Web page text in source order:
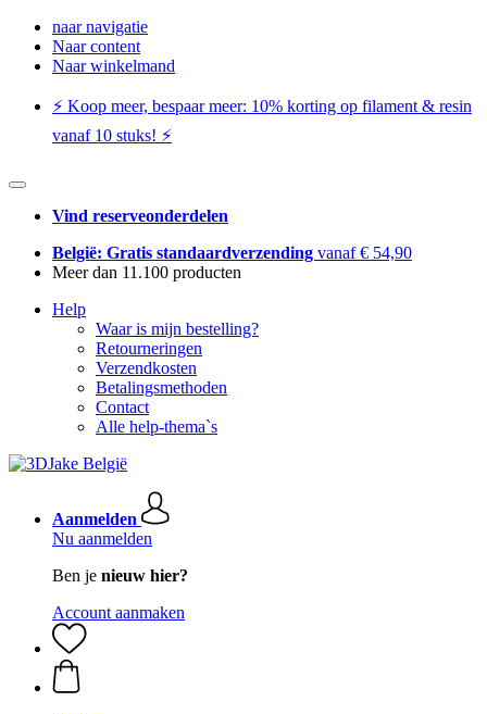
naar navigatie
Naar content
Naar winkelmand
⚡️ Koop meer, bespaar meer: ​​10% korting op filament & resin
vanaf 10 stuks! ⚡️
Vind reserveonderdelen
België: Gratis standaardverzending vanaf € 54,90
Meer dan 11.100 producten
Help
Waar is mijn bestelling?
Retourneringen
Verzendkosten
Betalingsmethoden
Contact
Alle help-thema`s
Aanmelden
Nu aanmelden
Ben je nieuw hier?
Account aanmaken